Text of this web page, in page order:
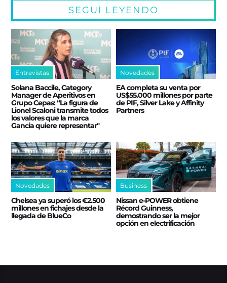
SEGUÍ LEYENDO
Entrevistas
Solana Baccile, Category
Manager de Aperitivos en
Grupo Cepas: “La figura de
Lionel Scaloni transmite todos
los valores que la marca
Gancia quiere representar"
Novedades
EA completa su venta por
US$55.000 millones por parte
de PIF, Silver Lake y Affinity
Partners
Novedades
Chelsea ya superó los €2.500
millones en fichajes desde la
llegada de BlueCo
Business
Nissan e‑POWER obtiene
Récord Guinness,
demostrando ser la mejor
opción en electrificación